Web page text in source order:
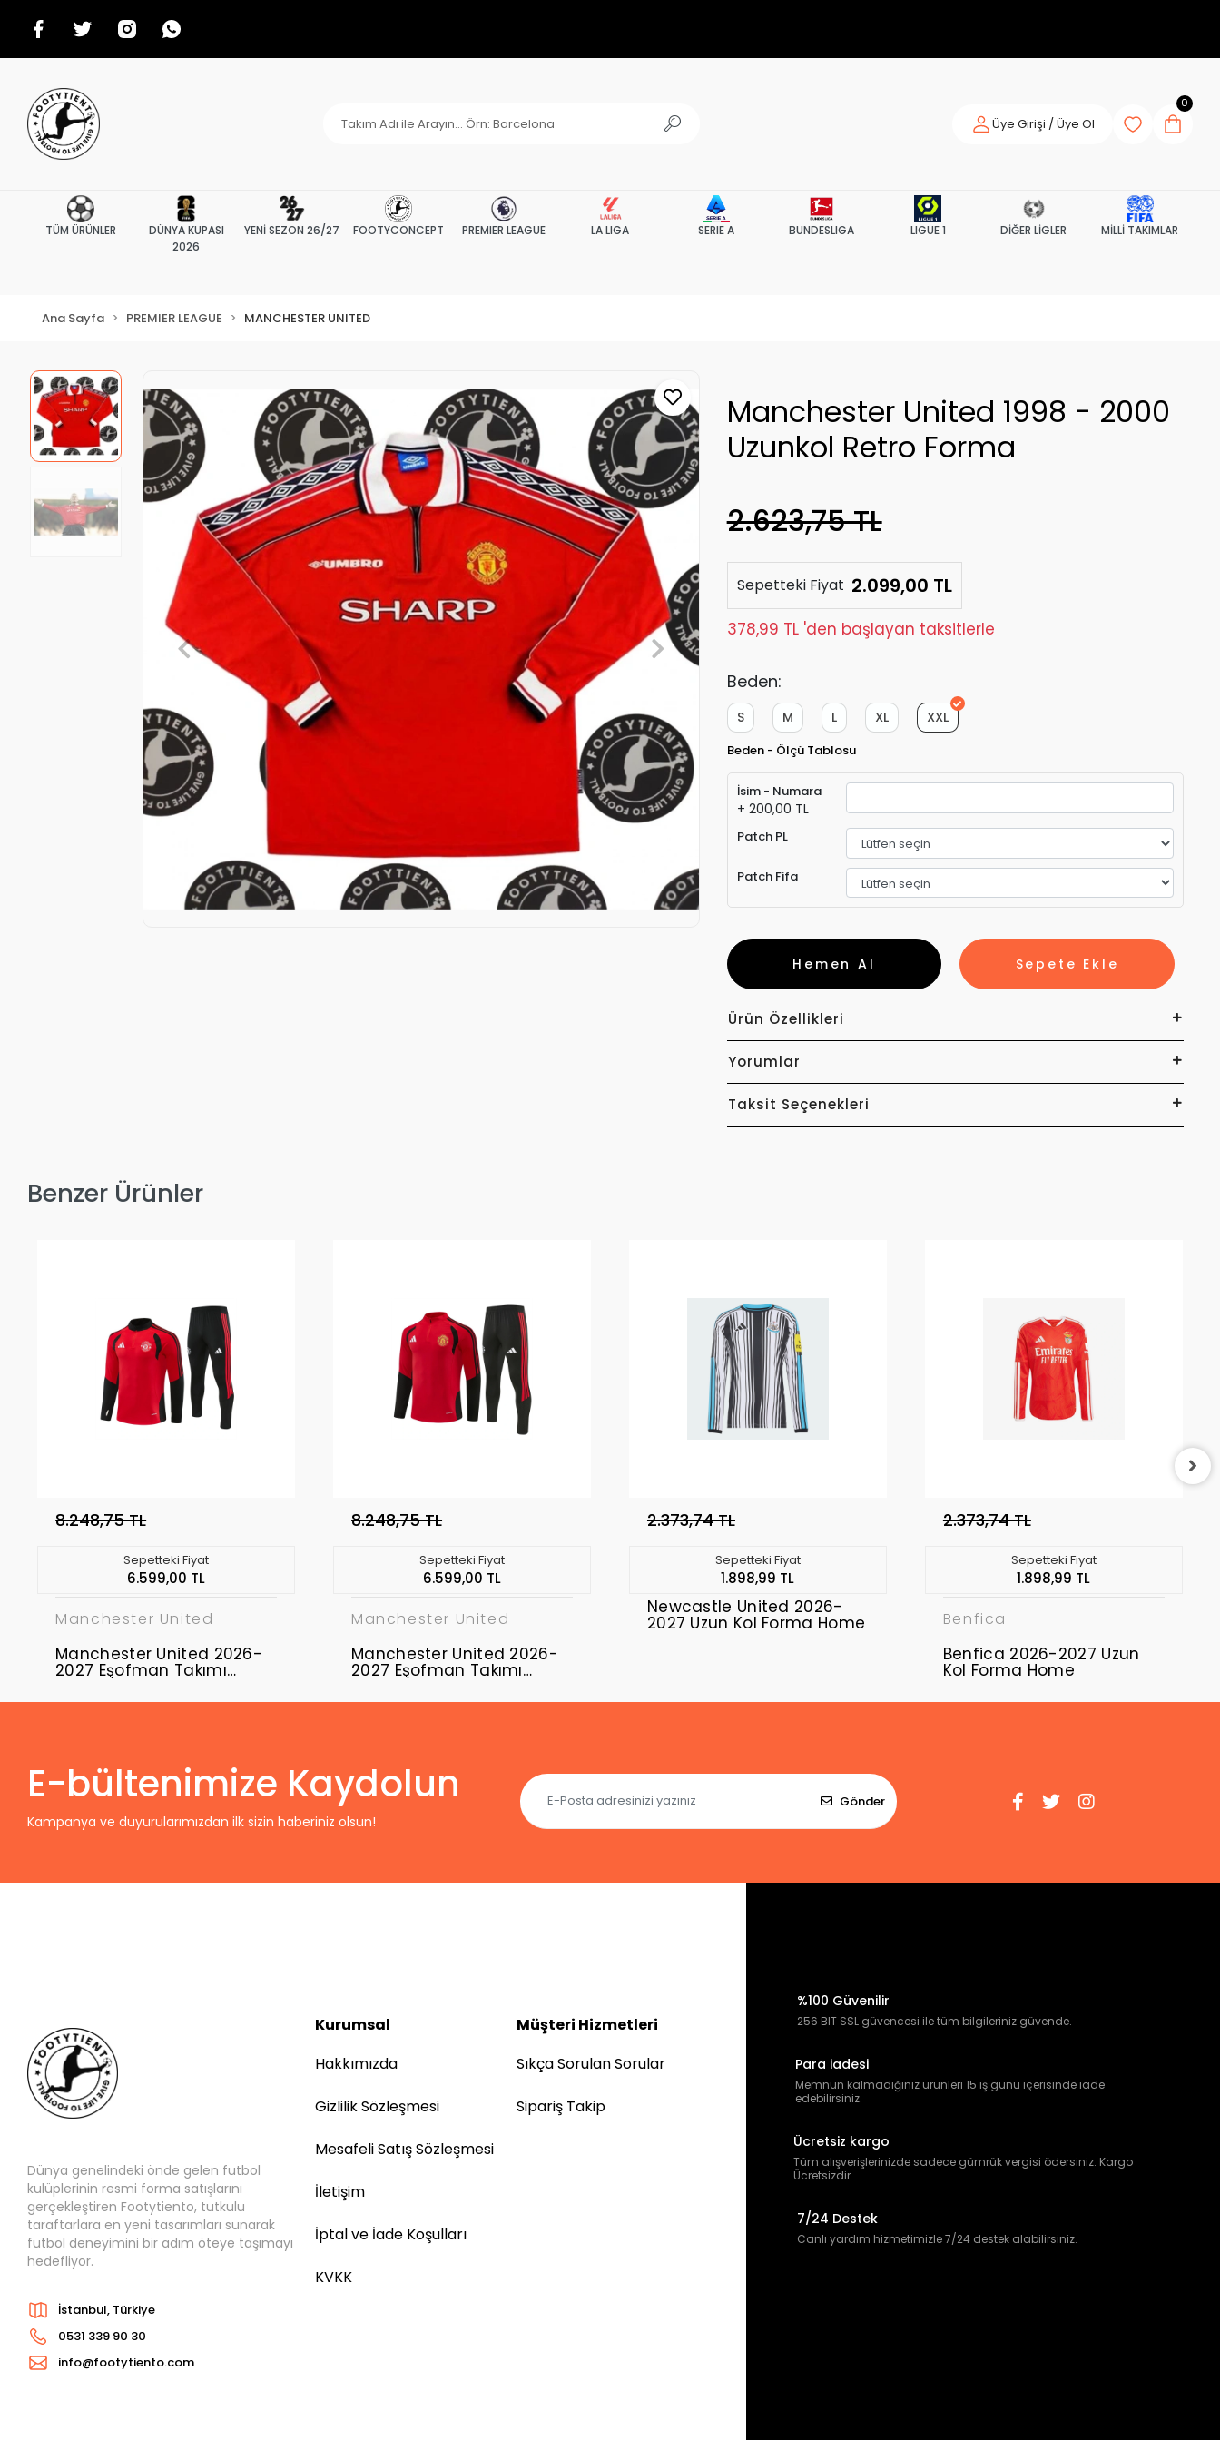
Üye Girişi / Üye Ol
0
TÜM ÜRÜNLER
DÜNYA KUPASI
2026
YENİ SEZON 26/27 FOOTYCONCEPT PREMIER LEAGUE LA LIGA SERIE A BUNDESLIGA LIGUE 1 DİĞER LİGLER MİLLİ TAKIMLAR
Ana Sayfa PREMIER LEAGUE MANCHESTER UNITED
Manchester United 1998 - 2000
Uzunkol Retro Forma
2.623,75 TL
Sepetteki Fiyat 2.099,00 TL
378,99 TL 'den başlayan taksitlerle
Beden:
XXL
XL
L
M
S
Beden - Ölçü Tablosu
İsim - Numara
+ 200,00 TL
Patch PL
Patch Fifa
Sepete Ekle
Hemen Al
Ürün Özellikleri
Yorumlar
Taksit Seçenekleri
Benzer Ürünler
8.248,75 TL
Sepetteki Fiyat
6.599,00 TL
Manchester United
Manchester United 2026-
2027 Eşofman Takımı
8.248,75 TL
Sepetteki Fiyat
6.599,00 TL
Manchester United
Manchester United 2026-
2027 Eşofman Takımı
2.373,74 TL
Sepetteki Fiyat
1.898,99 TL
Newcastle United 2026-
2027 Uzun Kol Forma Home
2.373,74 TL
Sepetteki Fiyat
1.898,99 TL
Benfica
Benfica 2026-2027 Uzun
Kol Forma Home
E-bültenimize Kaydolun
Kampanya ve duyurularımızdan ilk sizin haberiniz olsun!
Gönder
Dünya genelindeki önde gelen futbol
kulüplerinin resmi forma satışlarını
gerçekleştiren Footytiento, tutkulu
taraftarlara en yeni tasarımları sunarak
futbol deneyimini bir adım öteye taşımayı
hedefliyor.
İstanbul, Türkiye
0531 339 90 30
info@footytiento.com
Kurumsal
Hakkımızda
Gizlilik Sözleşmesi
Mesafeli Satış Sözleşmesi
İletişim
İptal ve İade Koşulları
KVKK
Müşteri Hizmetleri
Sıkça Sorulan Sorular
Sipariş Takip
%100 Güvenilir
256 BIT SSL güvencesi ile tüm bilgileriniz güvende.
Para iadesi
Memnun kalmadığınız ürünleri 15 iş günü içerisinde iade
edebilirsiniz.
Ücretsiz kargo
Tüm alışverişlerinizde sadece gümrük vergisi ödersiniz. Kargo
Ücretsizdir.
7/24 Destek
Canlı yardım hizmetimizle 7/24 destek alabilirsiniz.